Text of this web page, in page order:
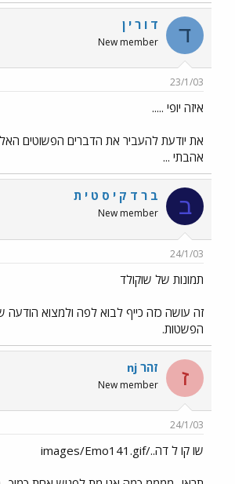
ד ד ו ר י ן
New member
23/1/03
איזה יופי .....
את יודעת להעביר את הדברים הפשוטים
אהבתי ...
ב ב ר ד ק י ס ט י ת
New member
24/1/03
תמונות של שוקולד
זה עושה כזה כייף לבוא לפה ולמצוא הודעה
הפשטות.
ז זהר nj
New member
24/1/03
שו קו ל דה../images/Emo141.gif